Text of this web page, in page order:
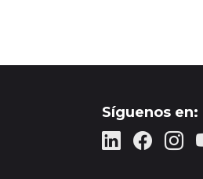
Síguenos en: